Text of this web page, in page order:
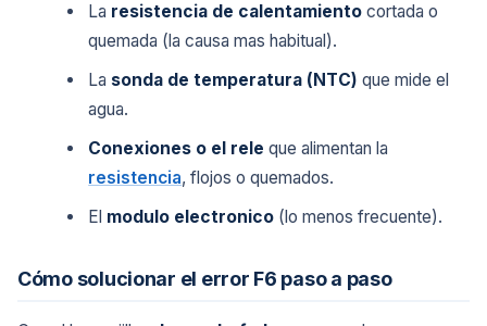
La resistencia de calentamiento cortada o
quemada (la causa mas habitual).
La sonda de temperatura (NTC) que mide el
agua.
Conexiones o el rele que alimentan la
resistencia, flojos o quemados.
El modulo electronico (lo menos frecuente).
Cómo solucionar el error F6 paso a paso